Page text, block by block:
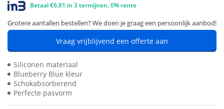
Betaal €6,81 in 3 termijnen, 0% rente
Grotere aantallen bestellen? We doen je graag een persoonlijk aanbod!
Vraag vrijblijvend een offerte aan
Siliconen materiaal
Blueberry Blue kleur
Schokabsorberend
Perfecte pasvorm